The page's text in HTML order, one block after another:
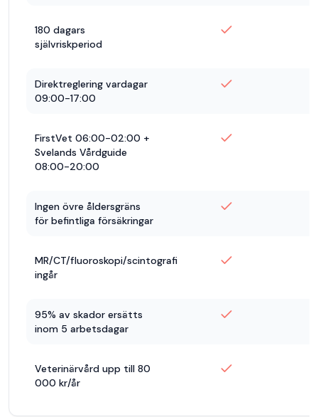
180 dagars
självriskperiod
Direktreglering vardagar
09:00-17:00
FirstVet 06:00-02:00 +
Svelands Vårdguide
08:00-20:00
Ingen övre åldersgräns
för befintliga försäkringar
MR/CT/fluoroskopi/scintografi
ingår
95% av skador ersätts
inom 5 arbetsdagar
Veterinärvård upp till 80
000 kr/år